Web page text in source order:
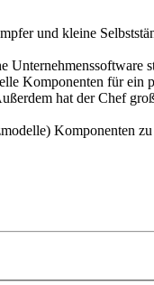
und kleine
Komponenten für
hat der Chef
Komponenten